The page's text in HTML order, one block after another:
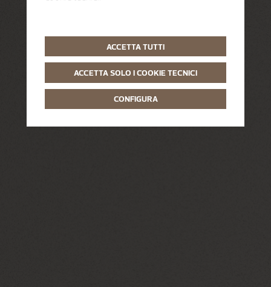
ACCETTA TUTTI
ACCETTA SOLO I COOKIE TECNICI
CONFIGURA